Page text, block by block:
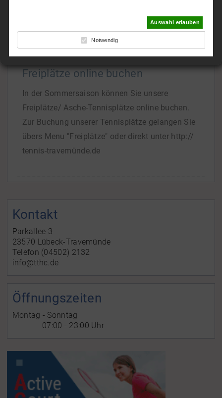
Freiplätze online buchen
In der Sommersaison können Sie unsere
Freiplätze/ Asche-Tennisplätze online buchen.
Zur Buchung unserer Tennisplätze gelangen Sie
übers Menu "Freiplätze" oder direkt unter http://
tennis-travemünde.de
Kontakt
Parkallee 3
23570 Lübeck-Travemünde
Telefon (04502) 2132
info@tthc.de
Öffnungszeiten
Montag - Sonntag
07:00 - 23:00 Uhr
Auswahl erlauben
Notwendig